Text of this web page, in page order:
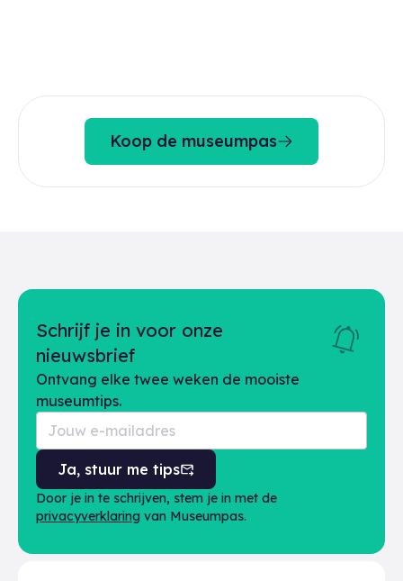
Koop de museumpas
Schrijf je in voor onze
nieuwsbrief
Ontvang elke twee weken de mooiste
museumtips.
Ja, stuur me tips
Door je in te schrijven, stem je in met de
privacyverklaring van Museumpas.